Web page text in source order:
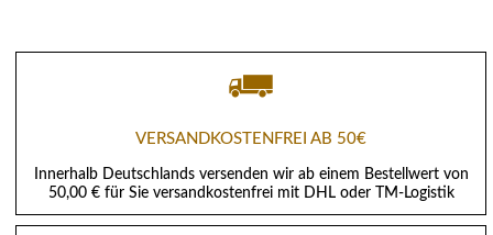
VERSANDKOSTENFREI AB 50€
Innerhalb Deutschlands versenden wir ab einem Bestellwert von
50,00 € für Sie versandkostenfrei mit DHL oder TM-Logistik